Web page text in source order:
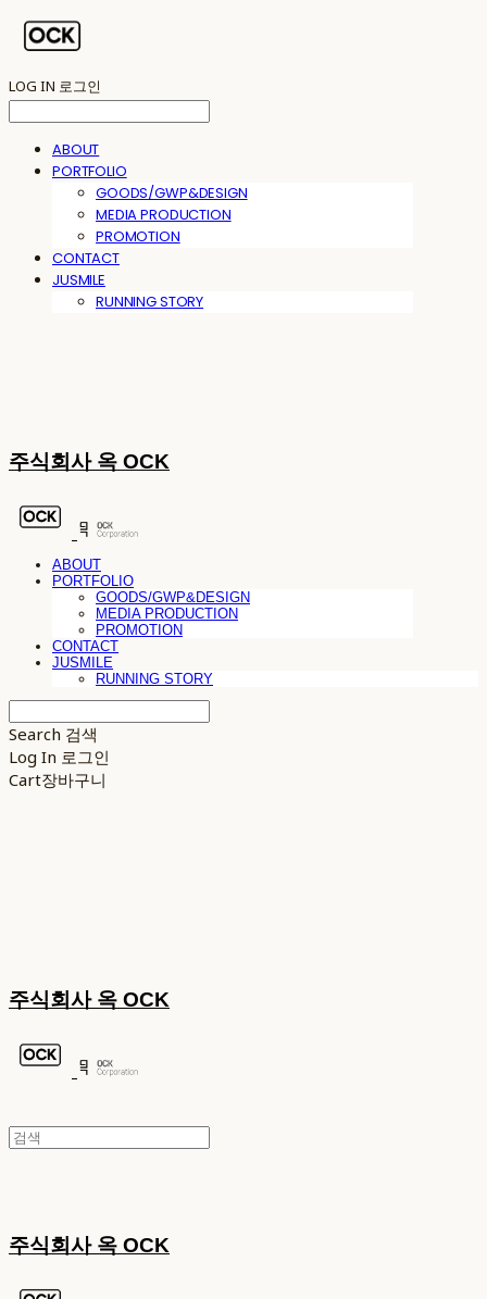
LOG IN 로그인
ABOUT
PORTFOLIO
GOODS/GWP&DESIGN
MEDIA PRODUCTION
PROMOTION
CONTACT
JUSMILE
RUNNING STORY
주식회사 옥 OCK
ABOUT
PORTFOLIO
GOODS/GWP&DESIGN
MEDIA PRODUCTION
PROMOTION
CONTACT
JUSMILE
RUNNING STORY
Search 검색
Log In 로그인
Cart장바구니
주식회사 옥 OCK
주식회사 옥 OCK